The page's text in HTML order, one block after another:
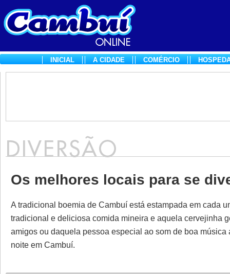
INICIAL A CIDADE COMÉRCIO
Os melhores locais para se
A tradicional boemia de Cambuí está estampada em cada
tradicional e deliciosa comida mineira e aquela cervejinha
amigos ou daquela pessoa especial ao som de boa
noite em Cambuí.